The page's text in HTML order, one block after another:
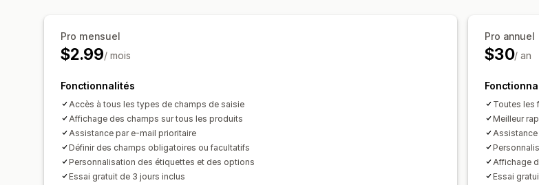
Pro mensuel
$2.99/ mois
Fonctionnalités
Accès à tous les types de champs de saisie
Affichage des champs sur tous les produits
Assistance par e-mail prioritaire
Définir des champs obligatoires ou facultatifs
Personnalisation des étiquettes et des options
Essai gratuit de 3 jours inclus
Pro annuel
$30/ an
Toutes les
Meilleur
Affichage
Essai